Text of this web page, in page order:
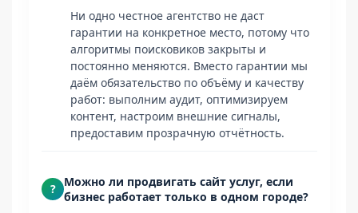
Ни одно честное агентство не даст
гарантии на конкретное место, потому что
алгоритмы поисковиков закрыты и
постоянно меняются. Вместо гарантии мы
даём обязательство по объёму и качеству
работ: выполним аудит, оптимизируем
контент, настроим внешние сигналы,
предоставим прозрачную отчётность.
?
Можно ли продвигать сайт услуг, если
бизнес работает только в одном городе?